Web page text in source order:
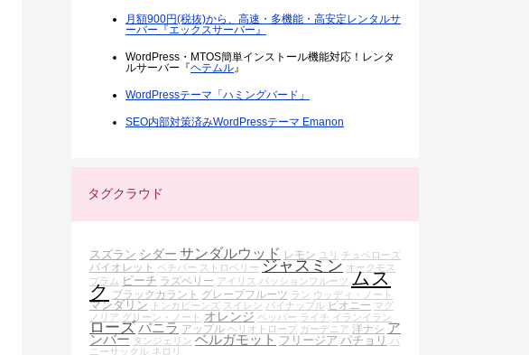
月額900円(税抜)から、高速・多機能・高安定レンタルサ
ーバー『エックスサーバー』
WordPress・MTOS簡単インストール機能対応！レンタ
ルサーバー『ヘテムル』
WordPressテーマ「ハミングバード」
SEO内部対策済みWordPressテーマ Emanon
タグクラウド
スズラン シダー サンダルウッド レモン ユリ チュベローズ
バイオレット ベチバー ストロベリー ジャスミン オークモス
プラム ピーチ ラズベリー アイリス パッションフルーツ ムス
ク ブラックカラント グレープフルーツ ラン ウッディ・ノート
マンダリン トンカビーンズ スイレン パイナップル ピオニー マグ
ノリア グリーン・ノート オレンジ ペッパー ライチ イランイラン
ローズバニラ アップル ヘリオトロープ ガーデニア 洋ナシ ア
ンバー タンジェリン ベルガモット フリージア パチョリ ハ
ニーサックル ネロリ